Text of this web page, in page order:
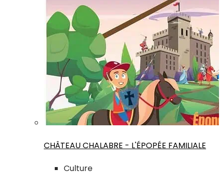
CHÂTEAU CHALABRE - L'ÉPOPÉE FAMILIALE
Culture